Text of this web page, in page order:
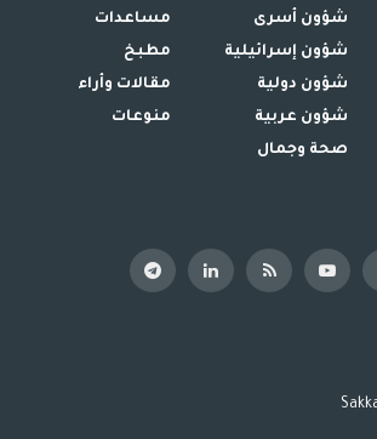
شؤون أسرى
شؤون إسرائيلية
شؤون دولية
شؤون عربية
صحة وجمال
مساعدات
مطبخ
مقالات وأراء
منوعات